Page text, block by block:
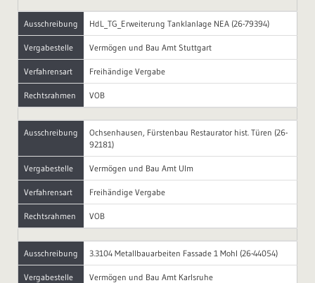
Ausschreibung HdL_TG_Erweiterung Tanklanlage NEA (26-79394)
Vergabestelle Vermögen und Bau Amt Stuttgart
Verfahrensart Freihändige Vergabe
Rechtsrahmen VOB
Ausschreibung
Ochsenhausen, Fürstenbau Restaurator hist. Türen (26-
92181)
Vergabestelle Vermögen und Bau Amt Ulm
Verfahrensart Freihändige Vergabe
Rechtsrahmen VOB
Ausschreibung 3.3104 Metallbauarbeiten Fassade 1 Mohl (26-44054)
Vergabestelle Vermögen und Bau Amt Karlsruhe